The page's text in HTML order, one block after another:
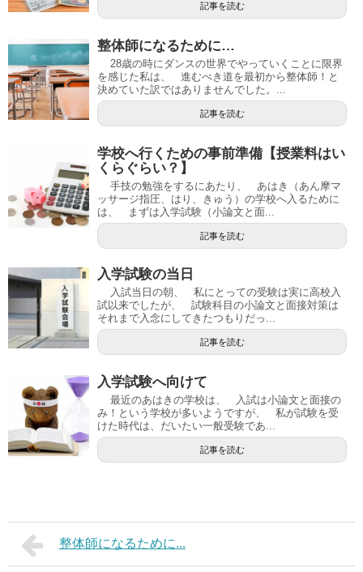
記事を読む
整体師になるために…
28歳の時にダンスの世界でやっていくことに限界
を感じた私は、 進むべき道を最初から整体師！と
決めていた訳ではありませんでした。...
記事を読む
学校へ行くための事前準備【授業料はい
くらぐらい？】
手技の勉強をするにあたり、 あはき（あん摩マ
ッサージ指圧、はり、きゅう）の学校へ入るために
は、 まずは入学試験（小論文と面...
記事を読む
入学試験の当日
入試当日の朝、 私にとっての受験は実に高校入
試以来でしたが、 試験科目の小論文と面接対策は
それまで入念にしてきたつもりだっ...
記事を読む
入学試験へ向けて
最近のあはきの学校は、 入試は小論文と面接の
み！という学校が多いようですが、 私が試験を受
けた時代は、だいたい一般受験であ...
記事を読む
整体師になるために...